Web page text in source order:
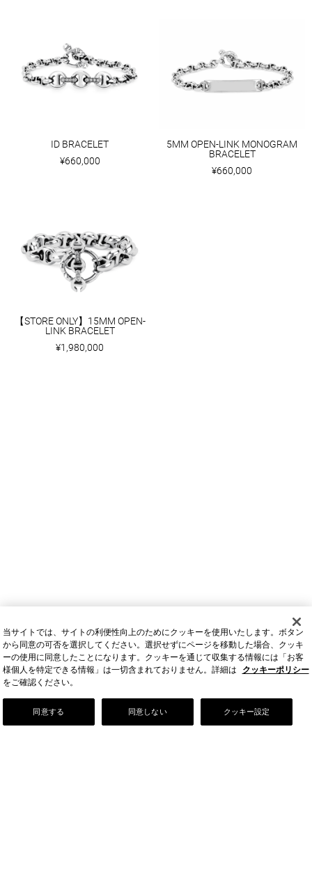
ID BRACELET
¥660,000
5MM OPEN-LINK MONOGRAM
BRACELET
¥660,000
【STORE ONLY】15MM OPEN-
LINK BRACELET
¥1,980,000
Our Story
当サイトでは、サイトの利便性向上のためにクッキーを使用いたします。ボタン
から同意の可否を選択してください。選択せずにページを移動した場合、クッキ
ーの使用に同意したことになります。クッキーを通じて収集する情報には「お客
様個人を特定できる情報」は一切含まれておりません。詳細は
クッキーポリシー
をご確認ください。
クッキー設定
同意しない
同意する